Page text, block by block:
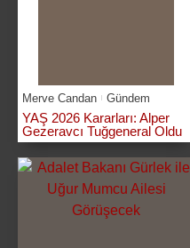
Merve Candan Gündem
YAŞ 2026 Kararları: Alper
Gezeravcı Tuğgeneral Oldu